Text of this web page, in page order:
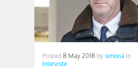
Posted 8 May 2018 by simona in
Interviste